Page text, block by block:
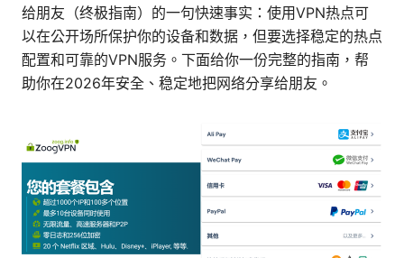
给朋友（终极指南）的一句快速事实：使用VPN热点可
以在公开场所保护你的设备和数据，但要选择稳定的热点
配置和可靠的VPN服务。下面给你一份完整的指南，帮
助你在2026年安全、稳定地把网络分享给朋友。